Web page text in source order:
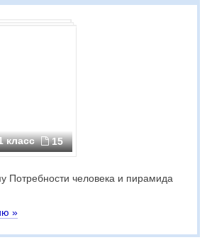
класс 15
Потребности человека и пирамида
»